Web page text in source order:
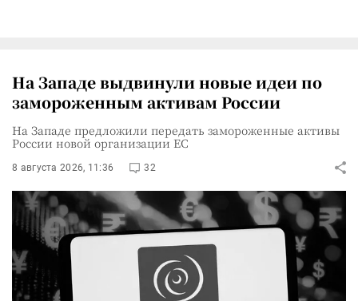
На Западе выдвинули новые идеи по
замороженным активам России
На Западе предложили передать замороженные активы
России новой организации ЕС
8 августа 2026, 11:36 32